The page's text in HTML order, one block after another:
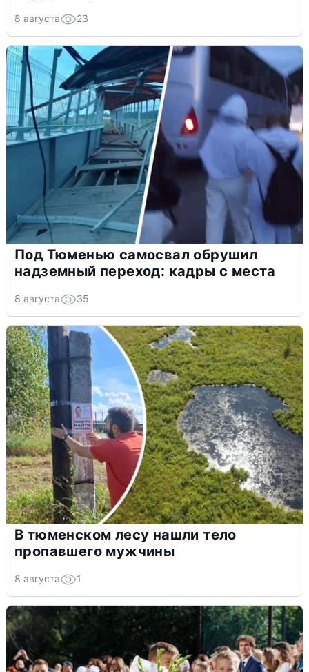
8 августа 23
Под Тюменью самосвал обрушил
надземный переход: кадры с места
8 августа 35
В тюменском лесу нашли тело
пропавшего мужчины
8 августа 1